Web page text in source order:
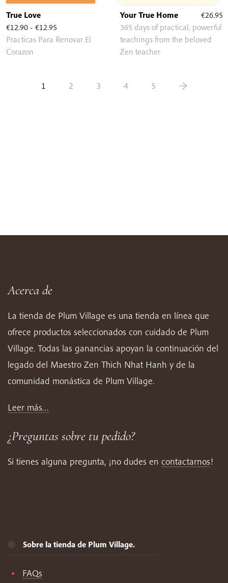
€12.90 - €12.95
de
hasta
True Love
Practicas Para Renovar El
Corazon
€26.95
Your True Home
365 days of practical, powerful
teachings from the beloved
Zen teacher
1 2 3 4 5 →
Acerca de
La tienda de Plum Village es una tienda en línea que
ofrece productos seleccionados con cuidado de Plum
Village. Todas las ganancias apoyan la continuación del
legado del Maestro Zen Thich Nhat Hanh y de la
comunidad monástica de Plum Village.
Leer más…
¿Preguntas sobre tu pedido?
Si tienes alguna pregunta, ¡no dudes en contactarnos!
Sobre la tienda de Plum Village.
FAQs